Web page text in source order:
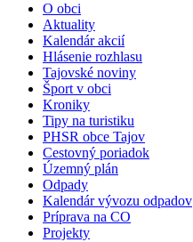
O obci
Aktuality
Kalendár akcií
Hlásenie rozhlasu
Tajovské noviny
Šport v obci
Kroniky
Tipy na turistiku
PHSR obce Tajov
Cestovný poriadok
Územný plán
Odpady
Kalendár vývozu odpadov
Príprava na CO
Projekty